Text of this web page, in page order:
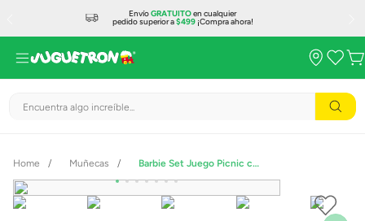
EnvíoGRATUITOen cualquier
pedido superior a$499¡Compra ahora!
Encuentra algo increíble...
Muñecas Barbie Set Juego Picnic con Chelsea JBF43